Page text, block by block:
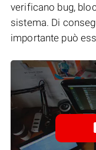
verificano bug,
sistema. Di
importante può